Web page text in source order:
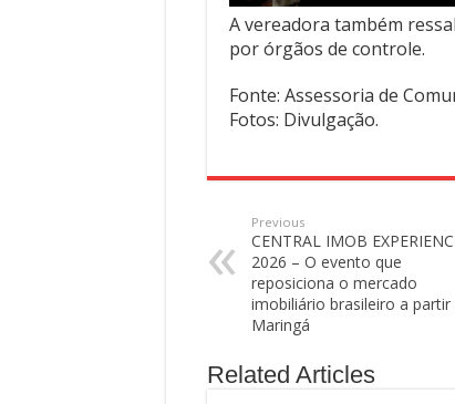
A vereadora também
por órgãos de controle.
Fonte: Assessoria de
Fotos: Divulgação.
Previous
CENTRAL IMOB
2026 – O evento que
reposiciona o mercado
imobiliário brasileiro a partir
Maringá
Related Articles